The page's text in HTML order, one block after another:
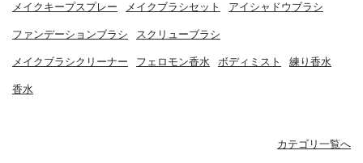
メイクキープスプレー メイクブラシセット アイシャドウブラシ
ファンデーションブラシ スクリューブラシ
メイクブラシクリーナー フェロモン香水 ボディミスト 練り香水
香水
カテゴリ一覧へ